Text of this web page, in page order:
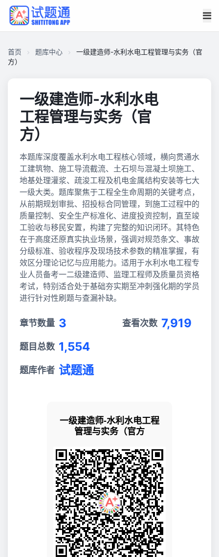
首页 题库中心
一级建造师-水利水电工程管理与实务（官
方）
一级建造师-水利水电
工程管理与实务（官
方）
本题库深度覆盖水利水电工程核心领域，横向贯通水
工建筑物、施工导流截流、土石坝与混凝土坝施工、
地基处理灌浆、疏浚工程及机电金属结构安装等七大
一级大类。题库聚焦于工程全生命周期的关键考点，
从前期规划审批、招投标合同管理，到施工过程中的
质量控制、安全生产标准化、进度投资控制，直至竣
工验收与移民安置，构建了完整的知识闭环。其特色
在于高度还原真实执业场景，强调对规范条文、事故
分级标准、验收程序及现场技术参数的精准掌握，有
效区分理论记忆与应用能力。适用于水利水电工程专
业人员备考一二级建造师、监理工程师及质量员资格
考试，特别适合处于基础夯实期至冲刺强化期的学员
进行针对性刷题与查漏补缺。
章节数量 3 查看次数 7,919
题目总数 1,554
题库作者 试题通